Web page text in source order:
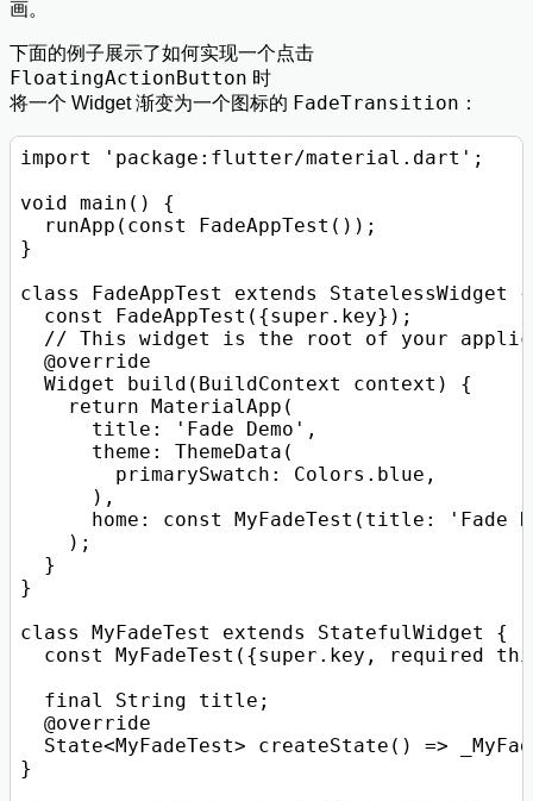
画。
下面的例子展示了如何实现一个点击
FloatingActionButton 时
将一个 Widget 渐变为一个图标的 FadeTransition ：
import 'package:flutter/material.dart';
void main() {
  runApp(const FadeAppTest());
}
class FadeAppTest extends StatelessWidget {
  const FadeAppTest({super.key});
// This widget is the root of your
  @override
  Widget build(BuildContext context) {
    return MaterialApp(
      title: 'Fade Demo',
      theme: ThemeData(
        primarySwatch: Colors.blue,
      ),
home: const MyFadeTest(title: 'Fade
    );
  }
}
class MyFadeTest extends StatefulWidget {
const MyFadeTest({super.key, required
  final String title;
  @override
State<MyFadeTest> createState() =>
}